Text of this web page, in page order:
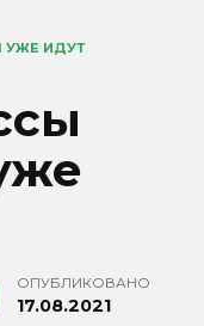
УЖЕ ИДУТ
ОПУБЛИКОВАНО
17.08.2021